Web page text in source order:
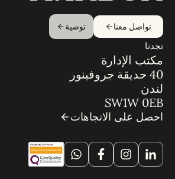
تواصل معنا توصية
تجدنا
مكتب الإدارة
40 حديقة جروفينور
لندن
SW1W 0EB
احصل على الاتجاهات